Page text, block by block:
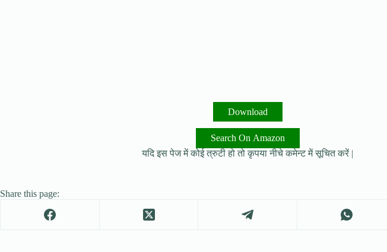
Download
Search On Amazon
यदि इस पेज में कोई त्रुटी हो तो कृपया नीचे कमेन्ट में सूचित करें |
Share this page: